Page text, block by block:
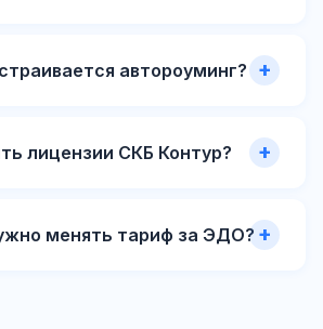
автороуминг?
лицензии СКБ Контур?
менять тариф за ЭДО?